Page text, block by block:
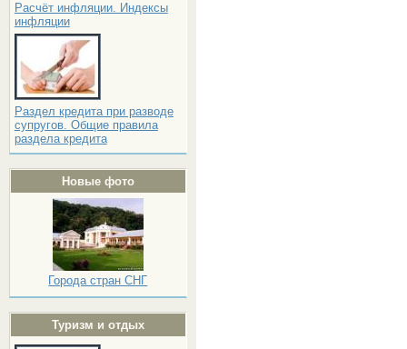
Расчёт инфляции. Индексы
инфляции
Раздел кредита при разводе
супругов. Общие правила
раздела кредита
Новые фото
Города стран СНГ
Туризм и отдых